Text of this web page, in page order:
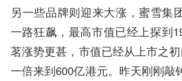
另一些品牌则迎来大涨，蜜雪集
一路狂飙，最高市值已经上探到
茗涨势更甚，市值已经从上市之
一倍来到600亿港元。昨天刚刚敲